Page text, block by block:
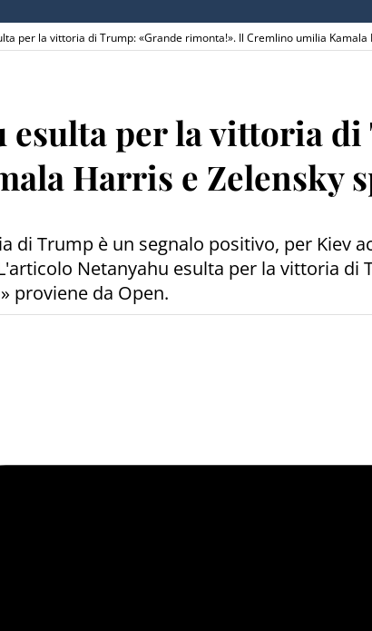
per la vittoria di Trump: «Grande rimonta!». Il Cremlino umilia Kamala
esulta per la vittoria
Harris e Zelensky
di Trump è un segnalo positivo, per Kiev
Netanyahu esulta per la vittoria
proviene da Open.